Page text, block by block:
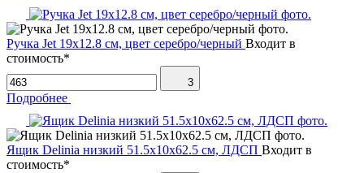
Ручка Jet 19х12.8 см, цвет серебро/черный Входит в
стоимость*
3
Подробнее
Ящик Delinia низкий 51.5х10х62.5 см, ЛДСП Входит в
стоимость*